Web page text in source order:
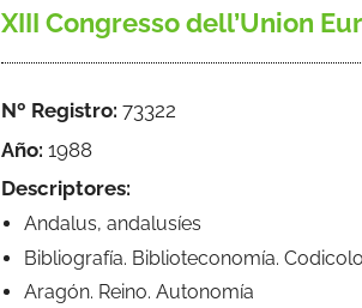
XIII Congresso dell’Union
Nº Registro: 73322
Año: 1988
Descriptores:
Andalus, andalusíes
Bibliografía. Biblioteconomía.
Aragón. Reino. Autonomía